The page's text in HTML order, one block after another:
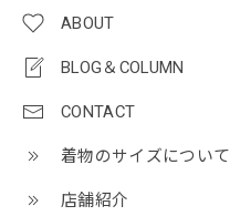
ABOUT
BLOG＆COLUMN
CONTACT
着物のサイズについて
店舗紹介